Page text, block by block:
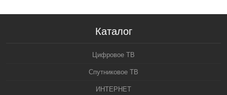
Каталог
Цифровое ТВ
Спутниковое ТВ
ИНТЕРНЕТ